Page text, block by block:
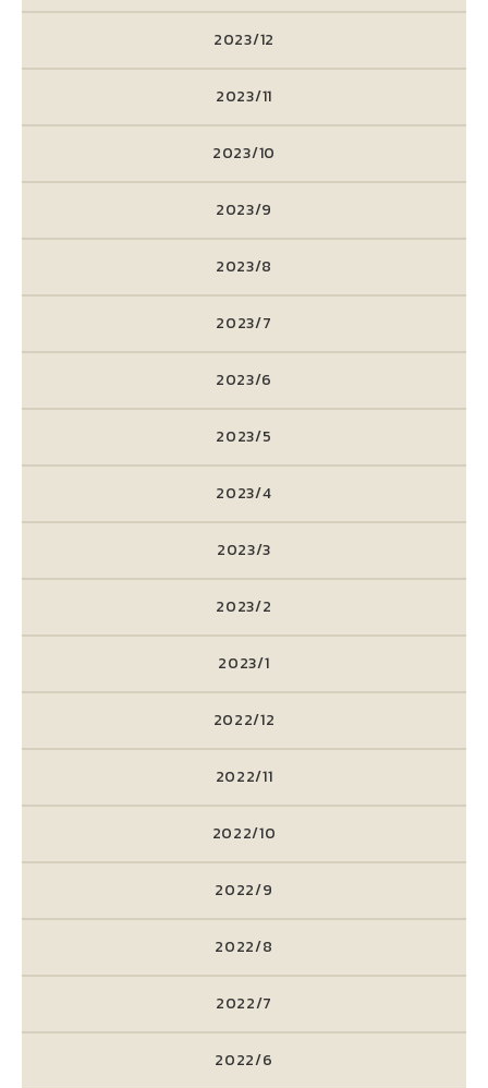
2023/12
2023/11
2023/10
2023/9
2023/8
2023/7
2023/6
2023/5
2023/4
2023/3
2023/2
2023/1
2022/12
2022/11
2022/10
2022/9
2022/8
2022/7
2022/6